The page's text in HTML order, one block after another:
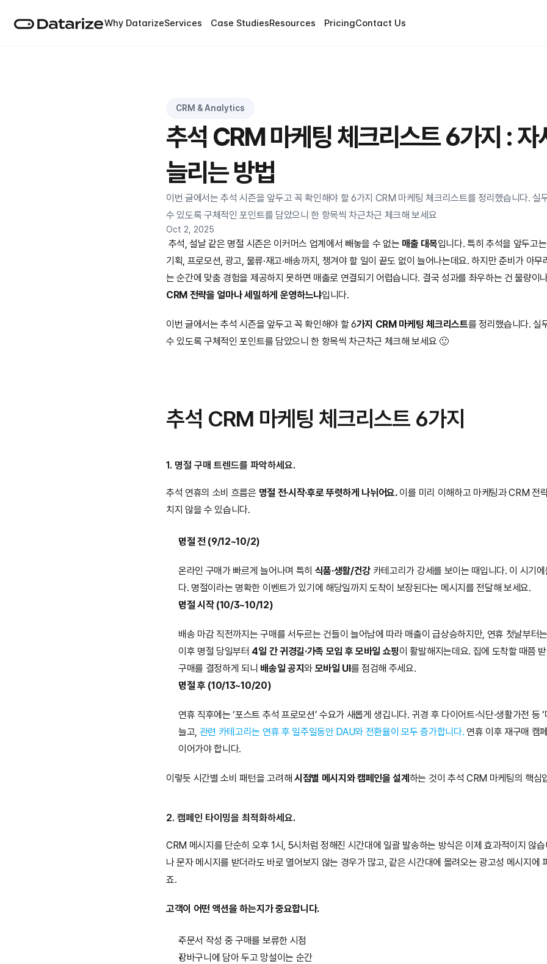
Why DatarizeServices Case StudiesResources PricingContact Us
CRM & Analytics
추석 CRM 마케팅 체크리스트 6가지 : 자
늘리는 방법
이번 글에서는 추석 시즌을 앞두고 꼭 확인해야 할 6가지 CRM 마케팅 체크리스트를 정리했습니다. 실
수 있도록 구체적인 포인트를 담았으니 한 항목씩 차근차근 체크해 보세요
Oct 2, 2025
추석, 설날 같은 명절 시즌은 이커머스 업계에서 빼놓을 수 없는 매출 대목입니다. 특히 추석을 앞두고
기획, 프로모션, 광고, 물류·재고·배송까지, 챙겨야 할 일이 끝도 없이 늘어나는데요. 하지만 준비가 아
는 순간에 맞춤 경험을 제공하지 못하면 매출로 연결되기 어렵습니다. 결국 성과를 좌우하는 건 물량이
CRM 전략을 얼마나 세밀하게 운영하느냐입니다.
이번 글에서는 추석 시즌을 앞두고 꼭 확인해야 할 6가지 CRM 마케팅 체크리스트를 정리했습니다. 실
수 있도록 구체적인 포인트를 담았으니 한 항목씩 차근차근 체크해 보세요 🙂
추석 CRM 마케팅 체크리스트 6가지
1. 명절 구매 트렌드를 파악하세요.
추석 연휴의 소비 흐름은 명절 전·시작·후로 뚜렷하게 나뉘어요. 이를 미리 이해하고 마케팅과 CRM 전
치지 않을 수 있습니다.
명절 전 (9/12~10/2)
온라인 구매가 빠르게 늘어나며 특히 식품·생활/건강 카테고리가 강세를 보이는 때입니다. 이 시기
다. 명절이라는 명확한 이벤트가 있기에 해당일까지 도착이 보장된다는 메시지를 전달해 보세요.
명절 시작 (10/3~10/12)
배송 마감 직전까지는 구매를 서두르는 건들이 늘어남에 따라 매출이 급상승하지만, 연휴 첫날부터
이후 명절 당일부터 4일 간 귀경길·가족 모임 후 모바일 쇼핑이 활발해지는데요. 집에 도착할 때쯤
구매를 결정하게 되니 배송일 공지와 모바일 UI를 점검해 주세요.
명절 후 (10/13~10/20)
연휴 직후에는 ‘포스트 추석 프로모션’ 수요가 새롭게 생깁니다. 귀경 후 다이어트·식단·생활가전 등
늘고, 관련 카테고리는 연휴 후 일주일동안 DAU와 전환율이 모두 증가합니다. 연휴 이후 재구매 캠
이어가야 합니다.
이렇듯 시간별 소비 패턴을 고려해 시점별 메시지와 캠페인을 설계 하는 것이 추석 CRM 마케팅의 핵심
2. 캠페인 타이밍을 최적화하세요.
CRM 메시지를 단순히 오후 1시, 5시처럼 정해진 시간대에 일괄 발송하는 방식은 이제 효과적이지 않
나 문자 메시지를 받더라도 바로 열어보지 않는 경우가 많고, 같은 시간대에 몰려오는 광고성 메시지에
죠.
고객이 어떤 액션을 하는지가 중요합니다.
주문서 작성 중 구매를 보류한 시점
장바구니에 담아 두고 망설이는 순간